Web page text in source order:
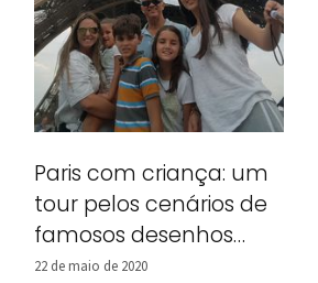
Paris com criança: um
tour pelos cenários de
famosos desenhos
animados
22 de maio de 2020